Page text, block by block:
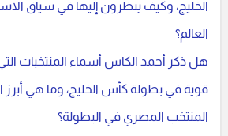
الخليج، وكيف ينظرون إليها في سياق
العالم؟
هل ذكر أحمد الكاس أسماء المنتخبات
قوية في بطولة كأس الخليج، وما هي أبرز
المنتخب المصري في البطولة؟